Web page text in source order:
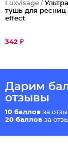
Luxvisage /
тушь для ресниц
effect
342 ₽
Дарим
отзывы
10 баллов за
20 баллов за